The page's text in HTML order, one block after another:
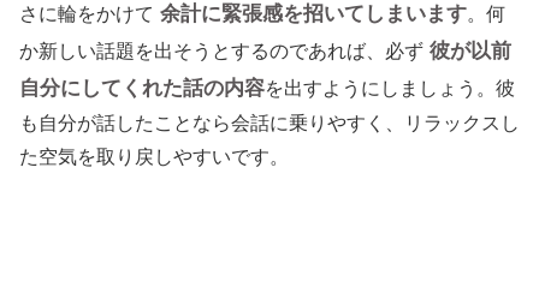
さに輪をかけて 余計に緊張感を招いてしまいます。何
か新しい話題を出そうとするのであれば、必ず 彼が以前
自分にしてくれた話の内容を出すようにしましょう。彼
も自分が話したことなら会話に乗りやすく、リラックスし
た空気を取り戻しやすいです。